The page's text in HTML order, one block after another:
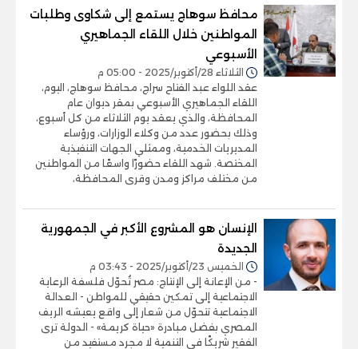
محافظ سوهاج يستمع إلى شكاوى وطلبات
المواطنين خلال اللقاء الجماهيري
الأسبوعي
الثلاثاء 28/أكتوبر/2025 - 05:00 م
عقد اللواء عبد الفتاح سراج، محافظ سوهاج، اليوم،
اللقاء الجماهيري الأسبوعي بمقر ديوان عام
المحافظة، والذي يعقد يوم الثلاثاء من كل أسبوع،
وذلك بحضور عدد من وكلاء الوزارات، ورؤساء
المديريات الخدمية، وممثلي الجهات التنفيذية
المختصة. شهد اللقاء حضورًا واسعًا من المواطنين
من مختلف مراكز ومدن وقرى المحافظة،
الإنسان هو المشروع الأكبر في الجمهورية
الجديدة
الخميس 23/أكتوبر/2025 - 03:43 م
- من الإعانة إلى الإنتاج: مصر تُحوّل فلسفة الرعاية
الاجتماعية إلى تمكين حقيقي للمواطن - العدالة
الاجتماعية تتحوّل من شعار إلى واقع يعيشه الريف
المصري بفضل مبادرة «حياة كريمة» - الدولة ترى
الفقير شريكًا في التنمية لا مجرد مستفيد من